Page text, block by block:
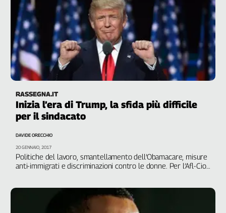
Speciali
G8
di
Genova,
il
sangue
ragione
120
anni
Cgil
Collettiva
Academy
RASSEGNA.IT
Inizia l’era di Trump, la sfida più difficile
per il sindacato
Politiche del lavoro, smantellamento dell’Obamacare, misure
anti-immigrati e discriminazioni contro le donne. Per l’Afl-Cio
DAVIDE ORECCHIO
20 GENNAIO, 2017